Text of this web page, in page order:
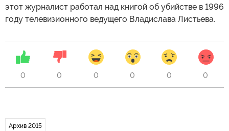
этот журналист работал над книгой об убийстве в 1996
году телевизионного ведущего Владислава Листьева.
0 0 0 0 0 0
Архив 2015